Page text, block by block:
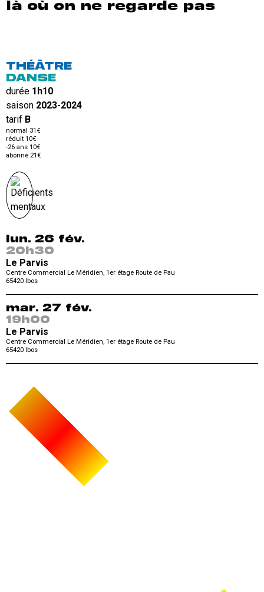
THÉÂTRE
DANSE
durée 1h10
saison 2023-2024
tarif B
normal 31€
réduit 10€
-26 ans 10€
abonné 21€
lun. 26 fév.
20h30
Le Parvis
Centre Commercial Le Méridien, 1er étage Route de Pau
65420
Ibos
mar. 27 fév.
19h00
Le Parvis
Centre Commercial Le Méridien, 1er étage Route de Pau
65420
Ibos
là où on ne regarde pas